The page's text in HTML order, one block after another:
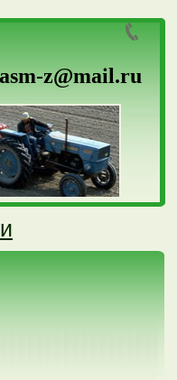
asm-z@mail.ru